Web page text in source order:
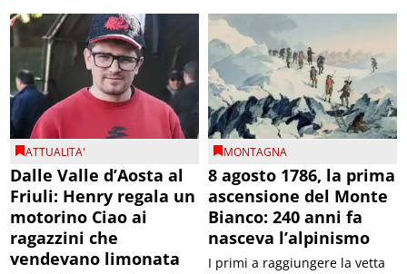
ATTUALITA'
Dalle Valle d’Aosta al
Friuli: Henry regala un
motorino Ciao ai
ragazzini che
vendevano limonata
MONTAGNA
8 agosto 1786, la prima
ascensione del Monte
Bianco: 240 anni fa
nasceva l’alpinismo
I primi a raggiungere la vetta